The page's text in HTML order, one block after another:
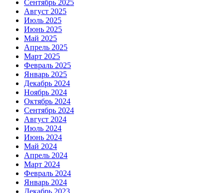
Сентябрь 2025
Август 2025
Июль 2025
Июнь 2025
Май 2025
Апрель 2025
Март 2025
Февраль 2025
Январь 2025
Декабрь 2024
Ноябрь 2024
Октябрь 2024
Сентябрь 2024
Август 2024
Июль 2024
Июнь 2024
Май 2024
Апрель 2024
Март 2024
Февраль 2024
Январь 2024
Декабрь 2023